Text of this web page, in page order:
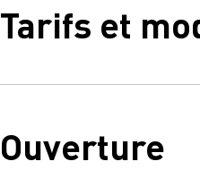
Tarifs et
Ouverture